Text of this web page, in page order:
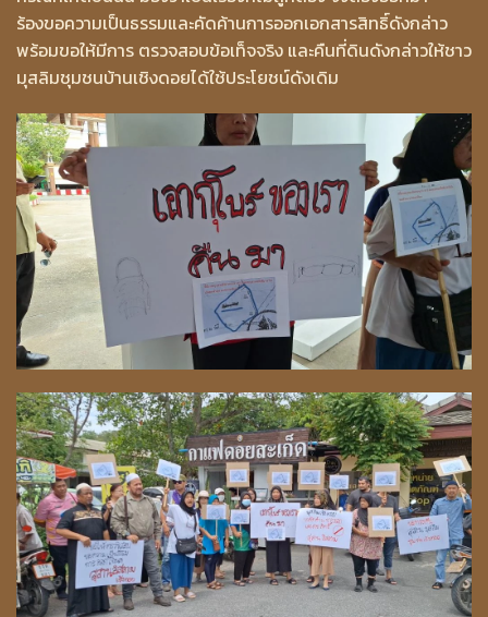
ร้องขอความเป็นธรรมและคัดค้านการออกเอกสารสิทธิ์ดังกล่าว
พร้อมขอให้มีการ ตรวจสอบข้อเท็จจริง และคืนที่ดินดังกล่าวให้ชาว
มุสลิมชุมชนบ้านเชิงดอยได้ใช้ประโยชน์ดังเดิม